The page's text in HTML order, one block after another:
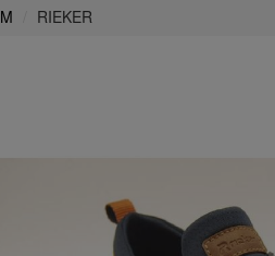
RIEKER